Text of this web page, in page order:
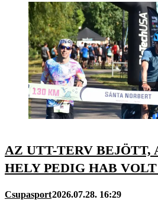
AZ UTT-TERV BEJÖTT,
HELY PEDIG HAB
Csupasport2026.07.28. 16:29